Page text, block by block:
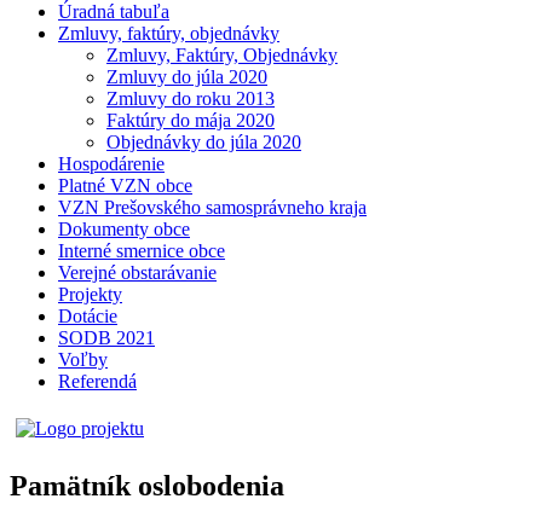
Úradná tabuľa
Zmluvy, faktúry, objednávky
Zmluvy, Faktúry, Objednávky
Zmluvy do júla 2020
Zmluvy do roku 2013
Faktúry do mája 2020
Objednávky do júla 2020
Hospodárenie
Platné VZN obce
VZN Prešovského samosprávneho kraja
Dokumenty obce
Interné smernice obce
Verejné obstarávanie
Projekty
Dotácie
SODB 2021
Voľby
Referendá
Pamätník oslobodenia